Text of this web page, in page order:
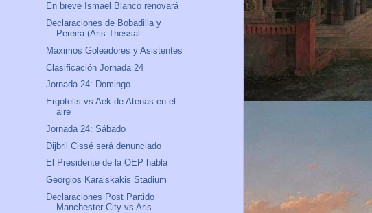
En breve Ismael Blanco renovará
Declaraciones de Bobadilla y
Pereira (Aris Thessal...
Maximos Goleadores y Asistentes
Clasificación Jornada 24
Jornada 24: Domingo
Ergotelis vs Aek de Atenas en el
aire
Jornada 24: Sábado
Dijbril Cissé será denunciado
El Presidente de la OEP habla
Georgios Karaiskakis Stadium
Declaraciones Post Partido
Manchester City vs Aris...